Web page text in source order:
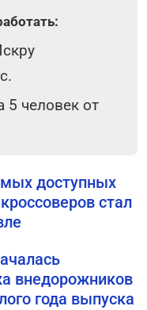
5 человек от
доступных
стал
внедорожников
года выпуска